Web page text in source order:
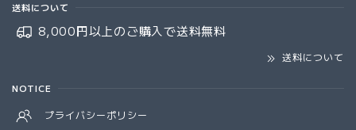
送料について
8,000円以上のご購入で送料無料
送料について
NOTICE
プライバシーポリシー